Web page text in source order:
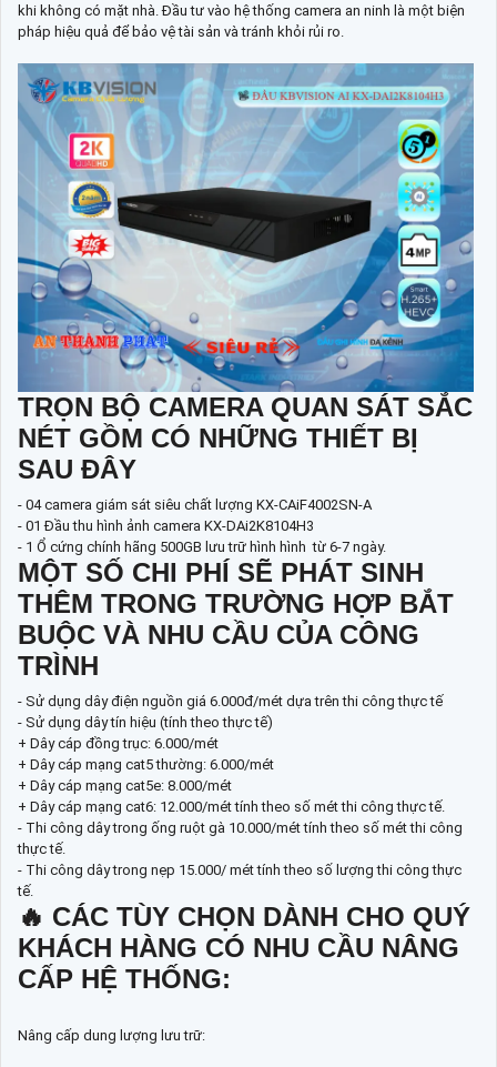
khi không có mặt nhà. Đầu tư vào hệ thống camera an ninh là một biện
pháp hiệu quả để bảo vệ tài sản và tránh khỏi rủi ro.
TRỌN BỘ CAMERA QUAN SÁT SẮC
NÉT GỒM CÓ NHỮNG THIẾT BỊ
SAU ĐÂY
- 04 camera giám sát siêu chất lượng KX-CAiF4002SN-A
- 01 Đầu thu hình ảnh camera KX-DAi2K8104H3
- 1 Ổ cứng chính hãng 500GB lưu trữ hình hình từ 6-7 ngày.
MỘT SỐ CHI PHÍ SẼ PHÁT SINH
THÊM TRONG TRƯỜNG HỢP BẮT
BUỘC VÀ NHU CẦU CỦA CÔNG
TRÌNH
- Sử dụng dây điện nguồn giá 6.000đ/mét dựa trên thi công thực tế
- Sử dụng dây tín hiệu (tính theo thực tế)
+ Dây cáp đồng trục: 6.000/mét
+ Dây cáp mạng cat5 thường: 6.000/mét
+ Dây cáp mạng cat5e: 8.000/mét
+ Dây cáp mạng cat6: 12.000/mét tính theo số mét thi công thực tế.
- Thi công dây trong ống ruột gà 10.000/mét tính theo số mét thi công
thực tế.
- Thi công dây trong nẹp 15.000/ mét tính theo số lượng thi công thực
tế.
🔥 CÁC TÙY CHỌN DÀNH CHO QUÝ
KHÁCH HÀNG CÓ NHU CẦU NÂNG
CẤP HỆ THỐNG:
Nâng cấp dung lượng lưu trữ: